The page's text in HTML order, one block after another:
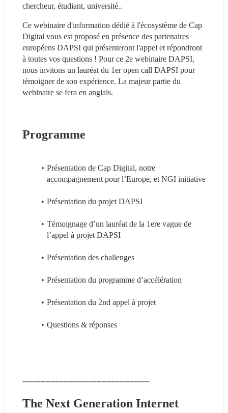
chercheur, étudiant, université..
Ce webinaire d'information dédié à l'écosystème de Cap
Digital vous est proposé en présence des partenaires
européens DAPSI qui présenteront l'appel et répondront
à toutes vos questions ! Pour ce 2e webinaire DAPSI,
nous invitons un lauréat du 1er open call DAPSI pour
témoigner de son expérience. La majeur partie du
webinaire se fera en anglais.
Programme
Présentation de Cap Digital, notre
accompagnement pour l’Europe, et NGI initiative
Présentation du projet DAPSI
Témoignage d’un lauréat de la 1ere vague de
l’appel à projet DAPSI
Présentation des challenges
Présentation du programme d’accélération
Présentation du 2nd appel à projet
Questions & réponses
--------------------------------------------------
The Next Generation Internet